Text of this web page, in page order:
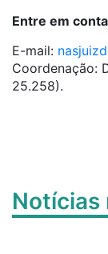
Entre em
E-mail:
Coordenação:
25.258).
Notícias